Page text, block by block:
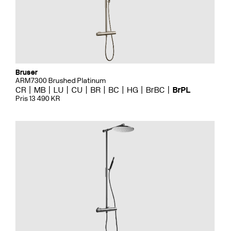
Bruser
ARM7300 Brushed Platinum
CR MB LU CU BR BC HG BrBC BrPL
Pris 13 490 KR